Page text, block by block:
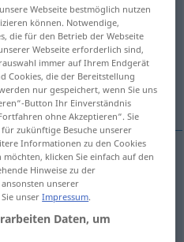
anklicken/antippen)
Webseite bestmöglich nutzen
können. Notwendige,
die für den Betrieb der Webseite
Webseite erforderlich sind,
immer auf Ihrem Endgerät
Cookies, die der Bereitstellung
nur gespeichert, wenn Sie uns
Button Ihr Einverständnis
ohne Akzeptieren“. Sie
zukünftige Besuche unserer
Informationen zu den Cookies
klicken Sie einfach auf den
Hinweise zu der
unserer
unserImpressum.
Daten, um